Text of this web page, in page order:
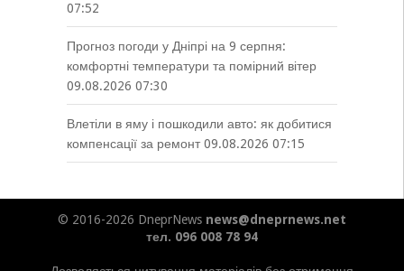
07:52
Прогноз погоди у Дніпрі на 9 серпня:
комфортні температури та помірний вітер
09.08.2026 07:30
Влетіли в яму і пошкодили авто: як добитися
компенсації за ремонт 09.08.2026 07:15
© 2016-2026 DneprNews news@dneprnews.net
тел. 096 008 78 94